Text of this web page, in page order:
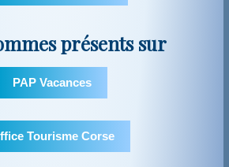
présents sur
PAP Vacances
Tourisme Corse